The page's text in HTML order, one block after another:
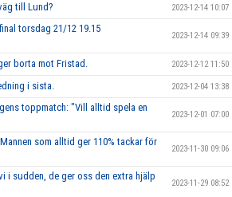
till Lund? 2023-12-14 10:07
torsdag 21/12 19.15
2023-12-14 09:39
borta mot Fristad. 2023-12-12 11:50
i sista. 2023-12-04 13:38
toppmatch: "Vill alltid spela en
2023-12-01 07:00
som alltid ger 110% tackar för
2023-11-30 09:06
i sudden, de ger oss den extra hjälp
2023-11-29 08:52